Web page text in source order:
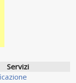
Servizi